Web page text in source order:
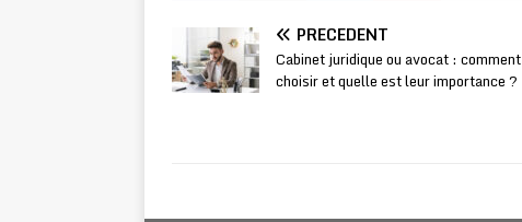
PRÉCÉDENT
Cabinet juridique ou avocat : comment
choisir et quelle est leur importance ?